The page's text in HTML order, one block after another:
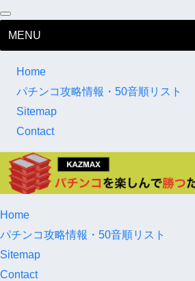
MENU
Home
パチンコ攻略情報・50音順リスト
Sitemap
Contact
Home
パチンコ攻略情報・50音順リスト
Sitemap
Contact